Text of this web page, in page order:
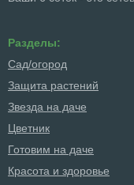
Разделы:
Сад/огород
Защита растений
Звезда на даче
Цветник
Готовим на даче
Красота и здоровье